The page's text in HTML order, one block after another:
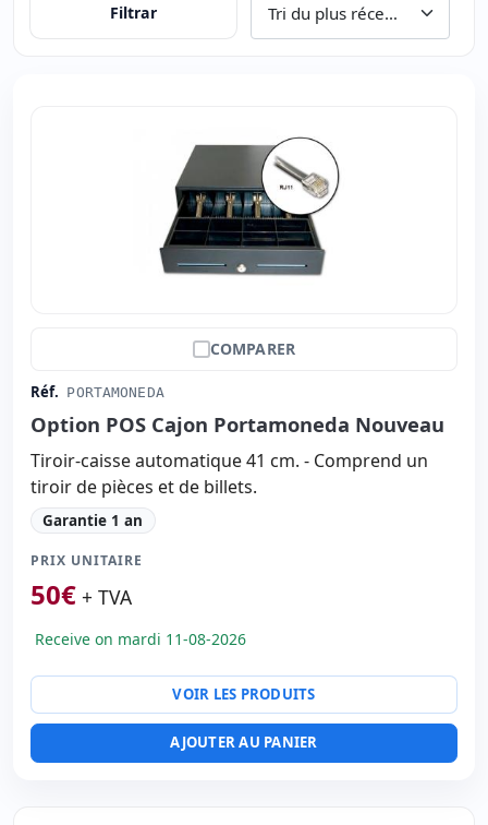
Filtrar
COMPARER
Réf. PORTAMONEDA
Option POS Cajon Portamoneda Nouveau
Tiroir-caisse automatique 41 cm. - Comprend un
tiroir de pièces et de billets.
Garantie 1 an
PRIX UNITAIRE
50€ + TVA
Receive on mardi 11-08-2026
VOIR LES PRODUITS
AJOUTER AU PANIER